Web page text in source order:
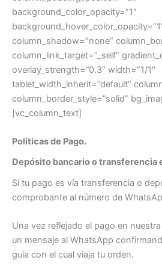
background_color_opacity=”1″
column_shadow=”none”
column_link_target=”_self”
overlay_strength=”0.3″ width=”1/1″
tablet_width_inherit=”default”
column_border_style=”solid”
[vc_column_text]
Políticas de Pago.
Depósito bancario o transferencia
Si tu pago es vía transferencia o
comprobante al número de
Una vez reflejado el pago en
un mensaje al WhatsApp
guía con el cual viaja tu orden.